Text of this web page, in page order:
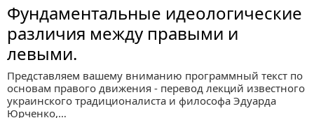
Фундаментальные идеологические
различия между правыми и
левыми.
Представляем вашему вниманию программный текст по
основам правого движения - перевод лекций известного
украинского традиционалиста и философа Эдуарда
Юрченко,…